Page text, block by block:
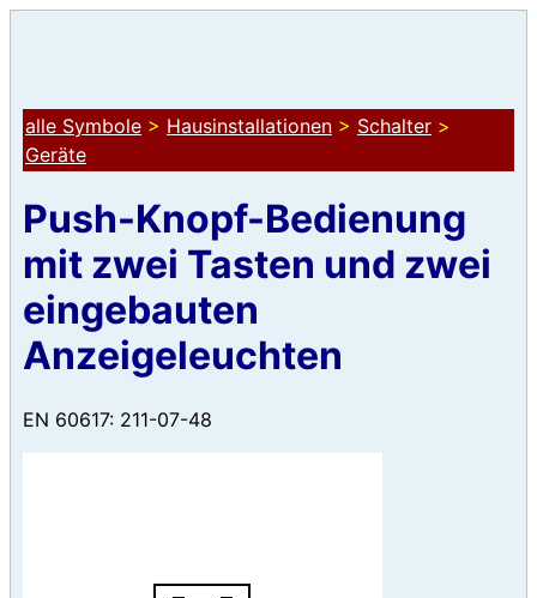
alle Symbole > Hausinstallationen > Schalter >
Geräte
Push-Knopf-Bedienung
mit zwei Tasten und zwei
eingebauten
Anzeigeleuchten
EN 60617: 211-07-48